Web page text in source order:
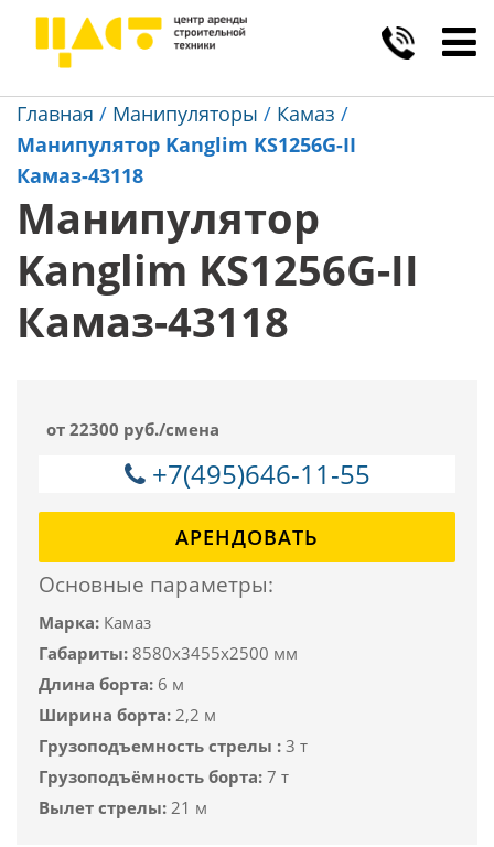
Главная / Манипуляторы / Камаз /
Манипулятор Kanglim KS1256G-II
Камаз-43118
Манипулятор
Kanglim KS1256G-II
Камаз-43118
от 22300 руб./смена
+7(495)646-11-55
АРЕНДОВАТЬ
Основные параметры:
Марка: Камаз
Габариты: 8580x3455x2500 мм
Длина борта: 6 м
Ширина борта: 2,2 м
Грузоподъемность стрелы : 3 т
Грузоподъёмность борта: 7 т
Вылет стрелы: 21 м